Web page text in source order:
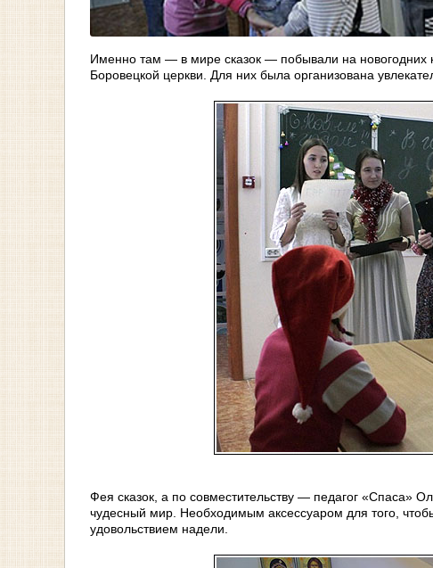
Именно там — в мире сказок — побывали на новогодних
Боровецкой церкви. Для них была организована
Фея сказок, а по совместительству — педагог
чудесный мир. Необходимым аксессуаром для того,
удовольствием надели.